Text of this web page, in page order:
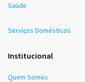
Saúde
Serviços Domésticos
Institucional
Quem Somos